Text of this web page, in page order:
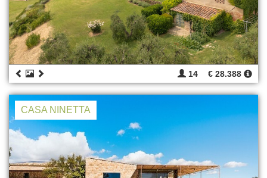
14 € 28.388
CASA NINETTA